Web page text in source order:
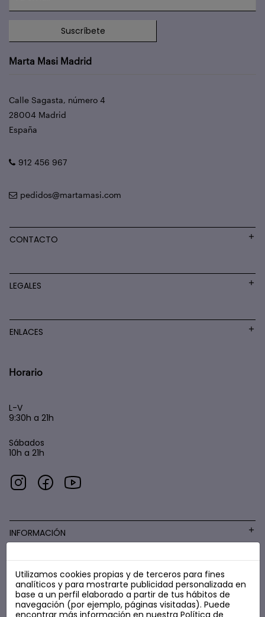
Suscríbete
Marta Masi Madrid
Calle Sagasta, número 4
28004 Madrid
España
912 456 967
pedidos@martamasi.com
CONTACTO
LEGALES
ENLACES
Horario
L-V
9:30h a 21h
Sábados
10h a 21h
INFORMACIÓN
COSMÉTICA LOW COST
Utilizamos cookies propias y de terceros para fines
analíticos y para mostrarte publicidad personalizada en
base a un perfil elaborado a partir de tus hábitos de
navegación (por ejemplo, páginas visitadas). Puede
encontrar más información en nuestra Política de